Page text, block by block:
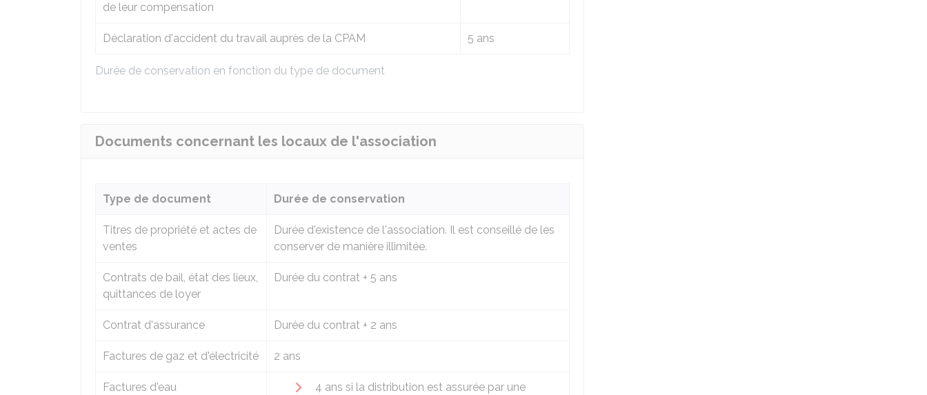
Durée de conservation en fonction du type de document
de leur compensation
Déclaration d'accident du travail auprès de la CPAM 5 ans
Documents concernant les locaux de l'association
Type de document Durée de conservation
Titres de propriété et actes de
ventes
Durée d'existence de l'association. Il est conseillé de les
conserver de manière illimitée.
Contrats de bail, état des lieux,
quittances de loyer
Durée du contrat + 5 ans
Contrat d'assurance Durée du contrat + 2 ans
Factures de gaz et d'électricité 2 ans
Factures d'eau
4 ans si la distribution est assurée par une